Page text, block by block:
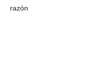
razón